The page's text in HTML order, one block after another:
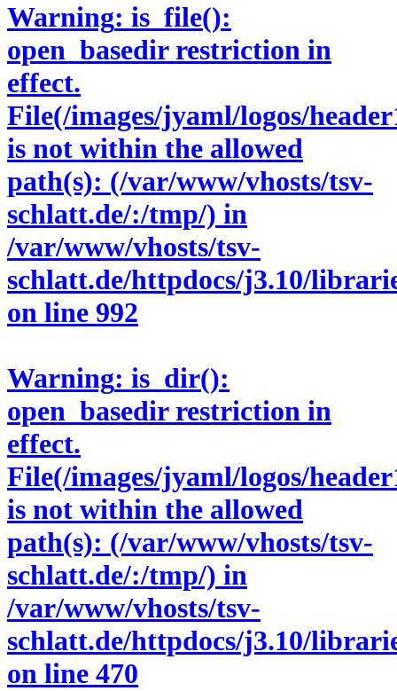
Warning: is_file():
open_basedir restriction in
effect.
File(/images/jyaml/logos/
is not within the allowed
path(s): (/var/www/vhosts/tsv-
schlatt.de/:/tmp/) in
/var/www/vhosts/tsv-
schlatt.de/httpdocs/j3.10/
on line 992
Warning: is_dir():
open_basedir restriction in
effect.
File(/images/jyaml/logos/
is not within the allowed
path(s): (/var/www/vhosts/tsv-
schlatt.de/:/tmp/) in
/var/www/vhosts/tsv-
schlatt.de/httpdocs/j3.10/
on line 470